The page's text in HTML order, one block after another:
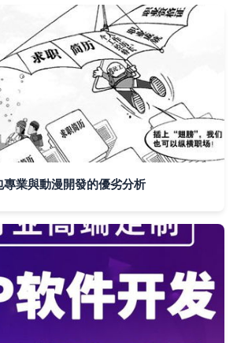
業與動漫開發的優劣分析